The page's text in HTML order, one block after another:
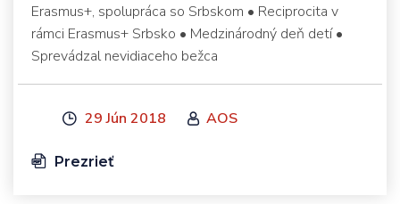
Erasmus+, spolupráca so Srbskom • Reciprocita v
rámci Erasmus+ Srbsko • Medzinárodný deň detí •
Sprevádzal nevidiaceho bežca
29 Jún 2018 AOS
Prezrieť